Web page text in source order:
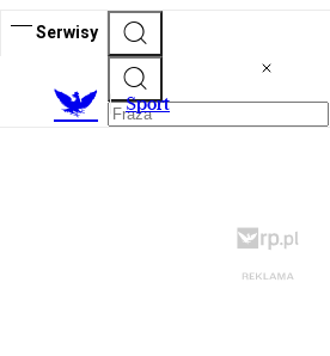
Serwisy
Sport